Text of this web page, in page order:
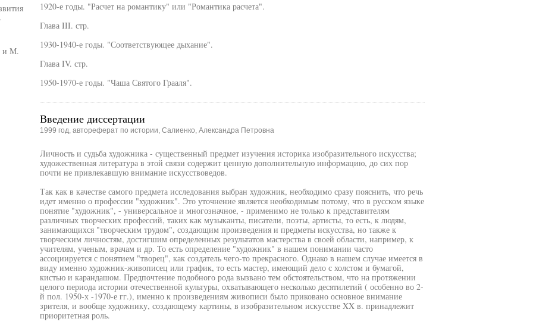
1920-е годы. "Расчет на романтику" или "Романтика расчета".
Глава III. стр.
1930-1940-е годы. "Соответствующее дыхание".
Глава IV. стр.
1950-1970-е годы. "Чаша Святого Грааля".
Введение диссертации
1999 год, автореферат по истории, Салиенко, Александра Петровна
Личность и судьба художника - существенный предмет изучения историка изобразительного искусства;
художественная литература в этой связи содержит ценную дополнительную информацию, до сих пор
почти не привлекавшую внимание искусствоведов.
Так как в качестве самого предмета исследования выбран художник, необходимо сразу пояснить, что речь
идет именно о профессии "художник". Это уточнение является необходимым потому, что в русском языке
понятие "художник", - универсальное и многозначное, - применимо не только к представителям
различных творческих профессий, таких как музыканты, писатели, поэты, артисты, то есть, к людям,
занимающихся "творческим трудом", создающим произведения и предметы искусства, но также к
творческим личностям, достигшим определенных результатов мастерства в своей области, например, к
учителям, ученым, врачам и др. То есть определение "художник" в нашем понимании часто
ассоциируется с понятием "творец", как создатель чего-то прекрасного. Однако в нашем случае имеется в
виду именно художник-живописец или график, то есть мастер, имеющий дело с холстом и бумагой,
кистью и карандашом. Предпочтение подобного рода вызвано тем обстоятельством, что на протяжении
целого периода истории отечественной культуры, охватывающего несколько десятилетий ( особенно во 2-
й пол. 1950-х -1970-е гг.), именно к произведениям живописи было приковано основное внимание
зрителя, и вообще художнику, создающему картины, в изобразительном искусстве XX в. принадлежит
приоритетная роль.
и М.